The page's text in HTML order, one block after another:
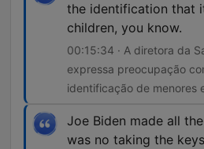
the identification that
children, you know.
00:15:34 · A diretora da
expressa preocupação
identificação de menores
Joe Biden made all
was no taking the